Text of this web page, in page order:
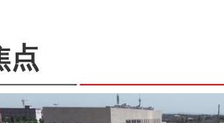
点
新疆：独库公路云雾缭绕